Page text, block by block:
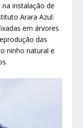
instalação de
Arara Azul:
em árvores
das
ninho natural e